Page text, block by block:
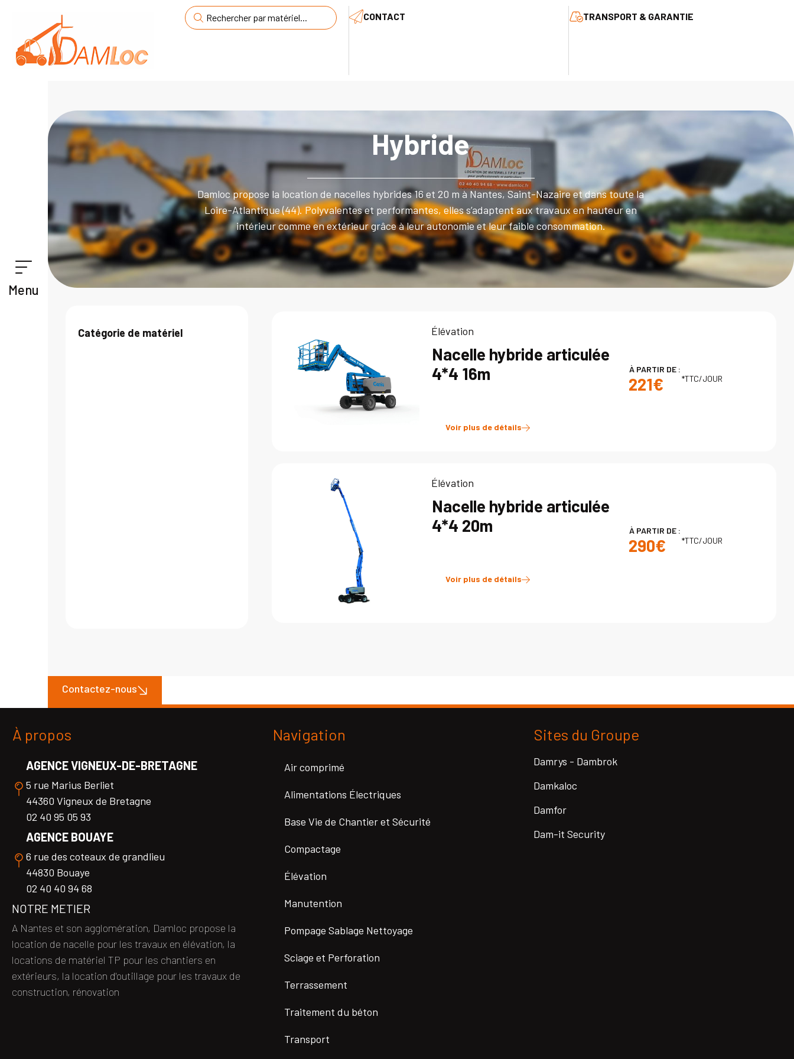
CONTACT TRANSPORT & GARANTIE
Menu
Hybride
Damloc propose la location de nacelles hybrides 16 et 20 m à Nantes, Saint-Nazaire et dans toute la
Loire-Atlantique (44). Polyvalentes et performantes, elles s’adaptent aux travaux en hauteur en
intérieur comme en extérieur grâce à leur autonomie et leur faible consommation.
Catégorie de matériel Élévation
Nacelle hybride articulée
4*4 16m
Voir plus de détails
À PARTIR DE :
221€ *TTC/JOUR
Élévation
Nacelle hybride articulée
4*4 20m
Voir plus de détails
À PARTIR DE :
290€ *TTC/JOUR
Contactez-nous
À propos
AGENCE VIGNEUX-DE-BRETAGNE
5 rue Marius Berliet
44360 Vigneux de Bretagne
02 40 95 05 93
AGENCE BOUAYE
6 rue des coteaux de grandlieu
44830 Bouaye
02 40 40 94 68
NOTRE METIER
A Nantes et son agglomération, Damloc propose la
location de nacelle pour les travaux en élévation, la
locations de matériel TP pour les chantiers en
extérieurs, la location d'outillage pour les travaux de
construction, rénovation
Navigation
Air comprimé
Alimentations Électriques
Base Vie de Chantier et Sécurité
Compactage
Élévation
Manutention
Pompage Sablage Nettoyage
Sciage et Perforation
Terrassement
Traitement du béton
Transport
Sites du Groupe
Damrys - Dambrok
Damkaloc
Damfor
Dam-it Security